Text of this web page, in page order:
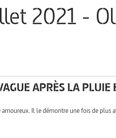
2021 -
APRÈS LA PLUIE
amoureux. Il le démontre une fois de plus